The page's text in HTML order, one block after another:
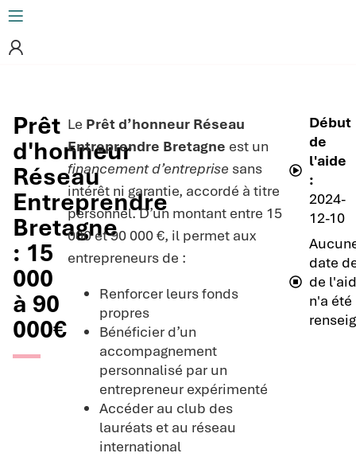
Prêt
d'honneur
Réseau
Entreprendre
Bretagne
: 15
000
à 90
000€
Le Prêt d’honneur Réseau
Entreprendre Bretagne est un
financement d’entreprise sans
intérêt ni garantie, accordé à titre
personnel. D’un montant entre 15
000 et 90 000 €, il permet aux
entrepreneurs de :
Renforcer leurs fonds
propres
Bénéficier d’un
accompagnement
personnalisé par un
entrepreneur expérimenté
Accéder au club des
lauréats et au réseau
international
Début
de
l'aide
:
2024-
12-10
date
de
n'a été